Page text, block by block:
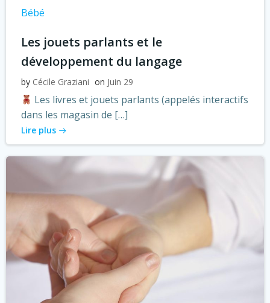
Bébé
Les jouets parlants et le
développement du langage
by Cécile Graziani on Juin 29
Les livres et jouets parlants (appelés interactifs
dans les magasin de […]
Lire plus